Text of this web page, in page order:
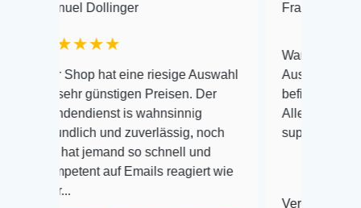
Dollinger
hat eine riesige Auswahl
günstigen Preisen. Der
is wahnsinnig
und zuverlässig, noch
jemand so schnell und
auf Emails reagiert wie
Frank Hackmayer
Warenanlieferung Top
Auswahl plus
befinden der Fische
Alles ist quick lebendig
super Zustand. Gerne